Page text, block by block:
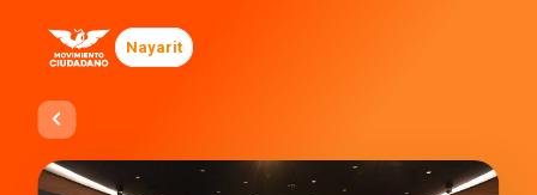
Nayarit